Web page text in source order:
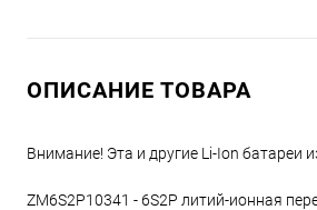
ОПИСАНИЕ ТОВАРА
Внимание! Эта и другие Li-Ion батареи
ZM6S2P10341 - 6S2P литий-ионная